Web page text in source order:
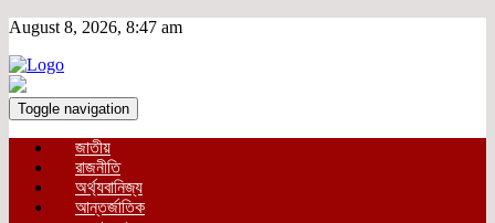
August 8, 2026, 8:47 am
Toggle navigation
জাতীয়
রাজনীতি
অর্থ্যবানিজ্য
আন্তর্জাতিক